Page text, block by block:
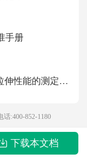
），通
者生物衰老速
遗传时钟（如D
确预测死亡率
内对转录组衰
手册
GB/T 1040.1-2025塑料拉伸性能的测定第1部分：总则
话:400-852-1180
下载本文档